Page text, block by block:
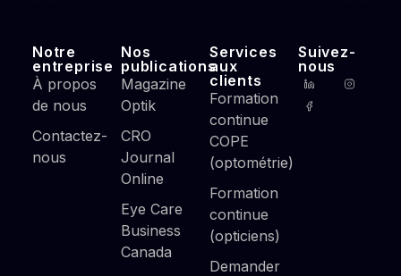
Notre
entreprise
À propos
de nous
Contactez-
nous
Nos
publications
Magazine
Optik
CRO
Journal
Online
Eye Care
Business
Canada
Services
aux
clients
Formation
continue
COPE
(optométrie)
Formation
continue
(opticiens)
Demander
Suivez-
nous